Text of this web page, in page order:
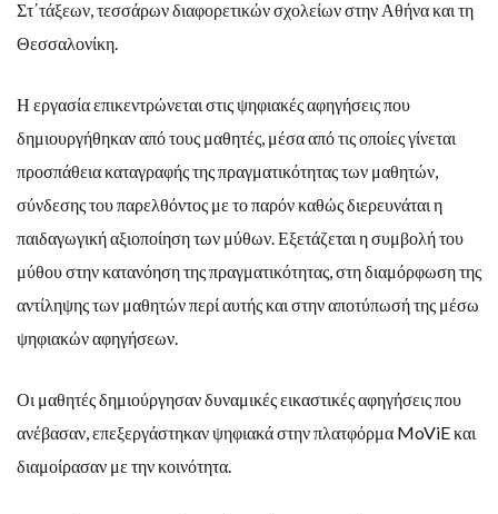
Στ΄τάξεων, τεσσάρων διαφορετικών σχολείων στην Αθήνα και τη
Θεσσαλονίκη.
Η εργασία επικεντρώνεται στις ψηφιακές αφηγήσεις που
δημιουργήθηκαν από τους μαθητές, μέσα από τις οποίες γίνεται
προσπάθεια καταγραφής της πραγματικότητας των μαθητών,
σύνδεσης του παρελθόντος με το παρόν καθώς διερευνάται η
παιδαγωγική αξιοποίηση των μύθων. Εξετάζεται η συμβολή του
μύθου στην κατανόηση της πραγματικότητας, στη διαμόρφωση της
αντίληψης των μαθητών περί αυτής και στην αποτύπωσή της μέσω
ψηφιακών αφηγήσεων.
Οι μαθητές δημιούργησαν δυναμικές εικαστικές αφηγήσεις που
ανέβασαν, επεξεργάστηκαν ψηφιακά στην πλατφόρμα MoViE και
διαμοίρασαν με την κοινότητα.